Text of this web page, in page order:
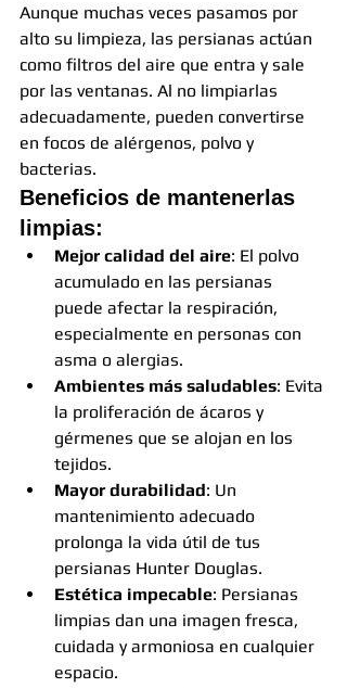
Aunque muchas veces pasamos por
alto su limpieza, las persianas actúan
como filtros del aire que entra y sale
por las ventanas. Al no limpiarlas
adecuadamente, pueden convertirse
en focos de alérgenos, polvo y
bacterias.
Beneficios de mantenerlas
limpias:
Mejor calidad del aire: El polvo
acumulado en las persianas
puede afectar la respiración,
especialmente en personas con
asma o alergias.
Ambientes más saludables: Evita
la proliferación de ácaros y
gérmenes que se alojan en los
tejidos.
Mayor durabilidad: Un
mantenimiento adecuado
prolonga la vida útil de tus
persianas Hunter Douglas.
Estética impecable: Persianas
limpias dan una imagen fresca,
cuidada y armoniosa en cualquier
espacio.